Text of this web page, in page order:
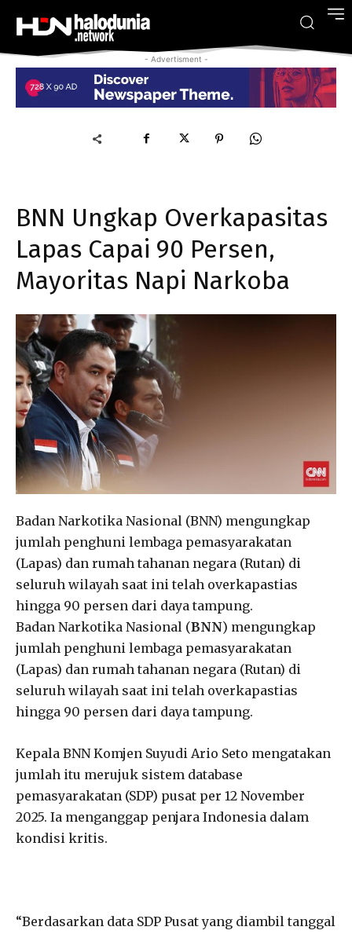
- Advertisment -
BNN Ungkap Overkapasitas
Lapas Capai 90 Persen,
Mayoritas Napi Narkoba
Badan Narkotika Nasional (BNN) mengungkap
jumlah penghuni lembaga pemasyarakatan
(Lapas) dan rumah tahanan negara (Rutan) di
seluruh wilayah saat ini telah overkapastias
hingga 90 persen dari daya tampung.
Badan Narkotika Nasional (BNN) mengungkap
jumlah penghuni lembaga pemasyarakatan
(Lapas) dan rumah tahanan negara (Rutan) di
seluruh wilayah saat ini telah overkapastias
hingga 90 persen dari daya tampung.
Kepala BNN Komjen Suyudi Ario Seto mengatakan
jumlah itu merujuk sistem database
pemasyarakatan (SDP) pusat per 12 November
2025. Ia menganggap penjara Indonesia dalam
kondisi kritis.
“Berdasarkan data SDP Pusat yang diambil tanggal